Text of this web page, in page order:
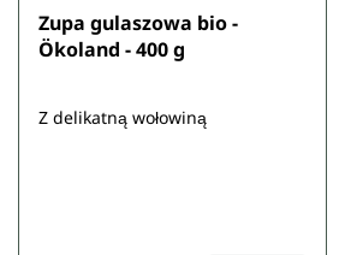
Średnia ocena 4.7 z 5 gwiazdek
Zupa gulaszowa bio -
Ökoland - 400 g
Z delikatną wołowiną